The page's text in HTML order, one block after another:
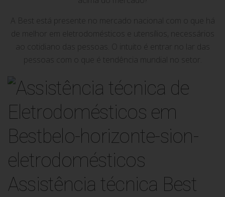
A Best está presente no mercado nacional com o que há
de melhor em eletrodomésticos e utensílios, necessários
ao cotidiano das pessoas. O intuito é entrar no lar das
pessoas com o que é tendência mundial no setor.
Assistência técnica Best